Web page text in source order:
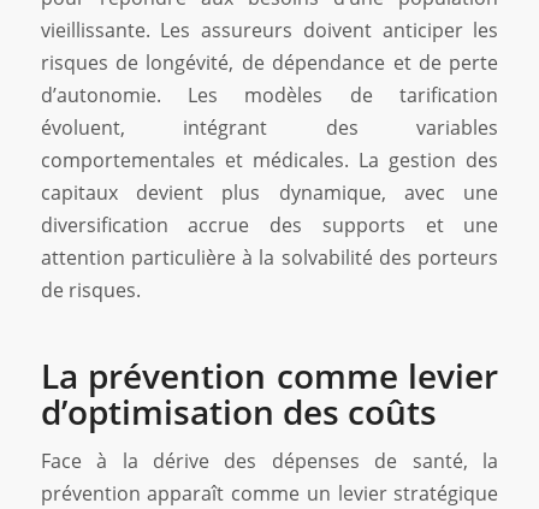
vieillissante. Les assureurs doivent anticiper les
risques de longévité, de dépendance et de perte
d’autonomie. Les modèles de tarification
évoluent, intégrant des variables
comportementales et médicales. La gestion des
capitaux devient plus dynamique, avec une
diversification accrue des supports et une
attention particulière à la solvabilité des porteurs
de risques.
La prévention comme levier
d’optimisation des coûts
Face à la dérive des dépenses de santé, la
prévention apparaît comme un levier stratégique